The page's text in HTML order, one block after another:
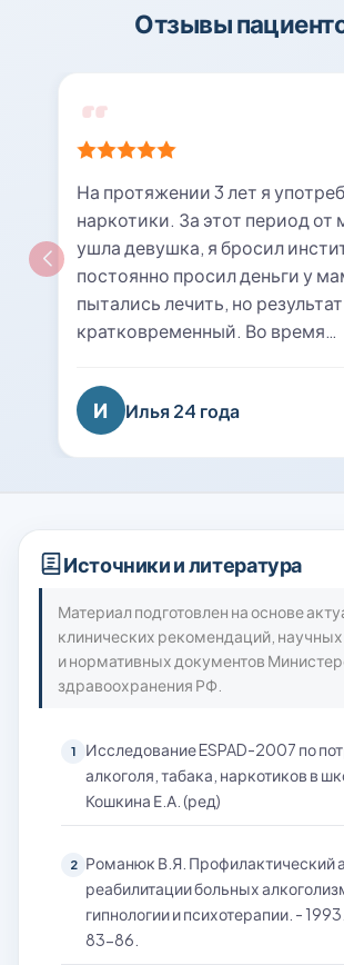
Отзывы
На протяжении 3 лет я
наркотики. За этот период от
ушла девушка, я бросил
постоянно просил деньги у
пытались лечить, но
кратковременный. Во время
центра «21rehab». Беседа с
подтолкнула меня к мысли о
прохождении курса лечения и
уже 8 месяцев я не принимаю
и собираюсь
вузе. Спасибо вам огромное,
вернули меня к жизни!
И Илья 24 года
Источники и литература
Материал подготовлен на основе
клинических рекомендаций,
и нормативных документов
здравоохранения РФ.
1
Исследование ESPAD-2007 по
алкоголя, табака, наркотиков в
Кошкина Е.А. (ред)
2
Романюк В.Я. Профилактический
реабилитации больных
гипнологии и психотерапии. -
83-86.